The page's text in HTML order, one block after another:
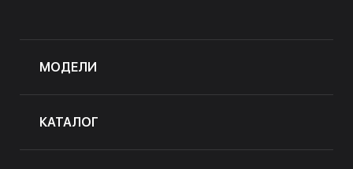
МОДЕЛИ
КАТАЛОГ